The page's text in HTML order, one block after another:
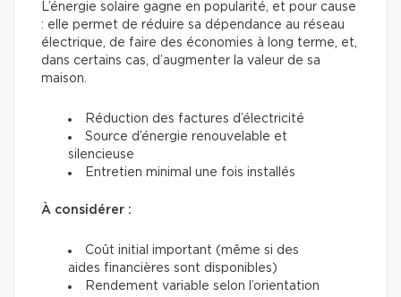
L’énergie solaire gagne en popularité, et pour cause
: elle permet de réduire sa dépendance au réseau
électrique, de faire des économies à long terme, et,
dans certains cas, d’augmenter la valeur de sa
maison.
Réduction des factures d’électricité
Source d’énergie renouvelable et
silencieuse
Entretien minimal une fois installés
À considérer :
Coût initial important (même si des
aides financières sont disponibles)
Rendement variable selon l’orientation